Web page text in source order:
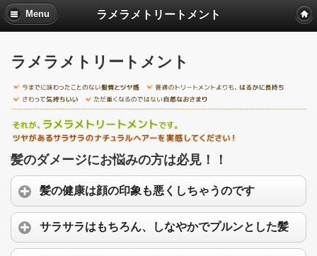
Menu ラメラメトリートメント
ラメラメトリートメント
髪のダメージにお悩みの方は必見！！
髪の健康は顔の印象も悪くしちゃうのです
サラサラはもちろん、しなやかでプルンとした髪